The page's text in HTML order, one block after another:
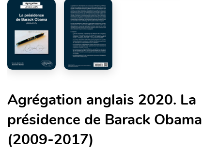
Agrégation anglais 2020. La
présidence de Barack Obama
(2009-2017)